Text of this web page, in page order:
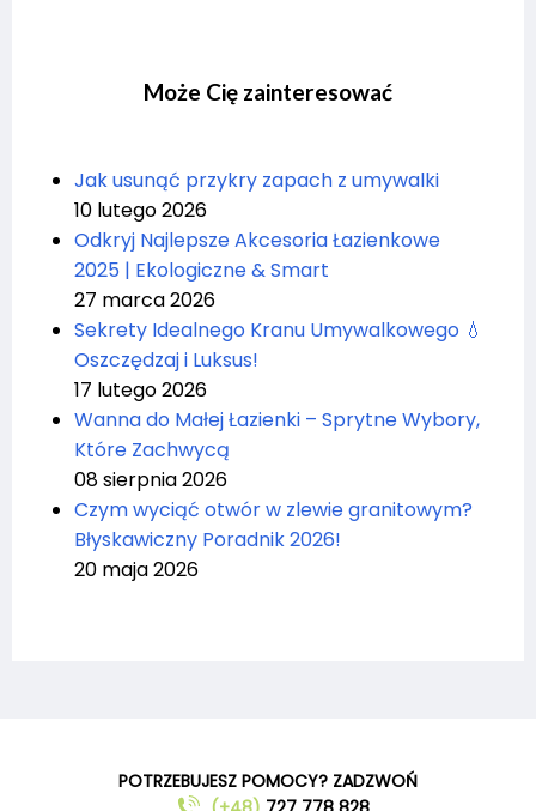
Może Cię zainteresować
Jak usunąć przykry zapach z umywalki
10 lutego 2026
Odkryj Najlepsze Akcesoria Łazienkowe
2025 | Ekologiczne & Smart
27 marca 2026
Sekrety Idealnego Kranu Umywalkowego 💧
Oszczędzaj i Luksus!
17 lutego 2026
Wanna do Małej Łazienki – Sprytne Wybory,
Które Zachwycą
08 sierpnia 2026
Czym wyciąć otwór w zlewie granitowym?
Błyskawiczny Poradnik 2026!
20 maja 2026
POTRZEBUJESZ POMOCY? ZADZWOŃ